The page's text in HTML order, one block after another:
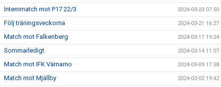
Internmatch mot P17 22/3 2024-03-23 07:50
Följ träningsveckorna 2024-03-21 16:27
Match mot Falkenberg 2024-03-17 19:24
Sommarledigt 2024-03-14 11:07
Match mot IFK Värnamo 2024-03-09 17:58
Match mot Mjällby 2024-03-02 19:42